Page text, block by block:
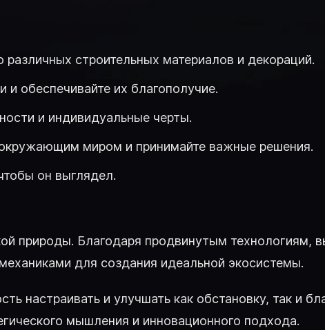
строительных материалов и декораций.
обеспечивайте их благополучие.
и индивидуальные черты.
миром и принимайте важные решения.
он выглядел.
природы. Благодаря продвинутым технологиям,
для создания идеальной экосистемы.
настраивать и улучшать как обстановку, так и
мышления и инновационного подхода.